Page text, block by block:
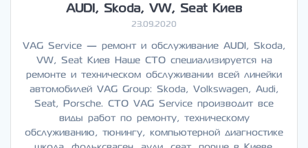
AUDI, Skoda, VW, Seat Киев
23.09.2020
VAG Service — ремонт и обслуживание AUDI, Skoda,
VW, Seat Киев Наше СТО специализируется на
ремонте и техническом обслуживании всей линейки
автомобилей VAG Group: Skoda, Volkswagen, Audi,
Seat, Porsche. СТО VAG Service производит все
виды работ по ремонту, техническому
обслуживанию, тюнингу, компьютерной диагностике